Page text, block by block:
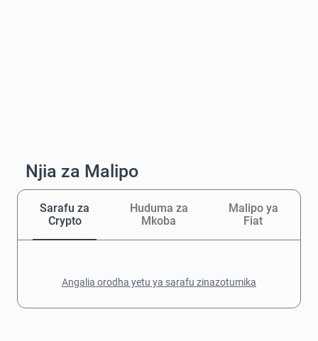
Njia za Malipo
Sarafu za
Crypto
Huduma za
Mkoba
Malipo ya
Fiat
Angalia orodha yetu ya sarafu zinazotumika